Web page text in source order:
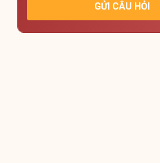
GỬI CÂU HỎI